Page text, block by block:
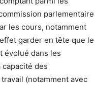
parlementaire
les cours, notamment
garder en tête que le
évolué dans les
des
(notamment avec